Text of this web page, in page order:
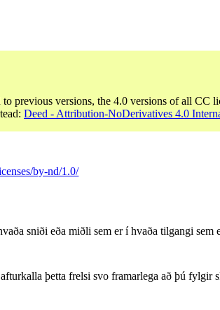
previous versions, the 4.0 versions of all CC
Deed - Attribution-NoDerivatives 4.0
by-nd/1.0/
sniði eða miðli sem er í hvaða tilgangi sem
þetta frelsi svo framarlega að þú fylgir